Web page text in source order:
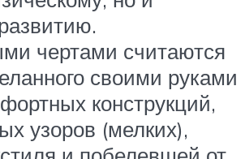
чертами считаются
своими руками
конструкций,
узоров (мелких),